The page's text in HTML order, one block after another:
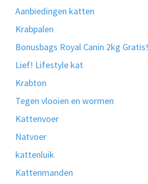
Aanbiedingen katten
Krabpalen
Bonusbags Royal Canin 2kg Gratis!
Lief! Lifestyle kat
Krabton
Tegen vlooien en wormen
Kattenvoer
Natvoer
kattenluik
Kattenmanden